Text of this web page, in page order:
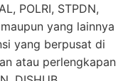
POLRI, STPDN,
maupun yang lainnya
yang berpusat di
atau perlengkapan